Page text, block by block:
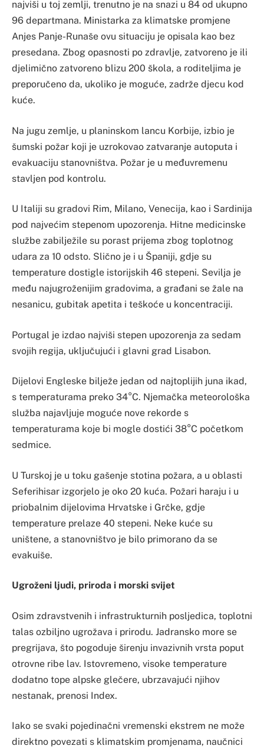
najviši u toj zemlji, trenutno je na snazi u 84 od ukupno
96 departmana. Ministarka za klimatske promjene
Anjes Panje-Runaše ovu situaciju je opisala kao bez
presedana. Zbog opasnosti po zdravlje, zatvoreno je ili
djelimično zatvoreno blizu 200 škola, a roditeljima je
preporučeno da, ukoliko je moguće, zadrže djecu kod
kuće.
Na jugu zemlje, u planinskom lancu Korbije, izbio je
šumski požar koji je uzrokovao zatvaranje autoputa i
evakuaciju stanovništva. Požar je u međuvremenu
stavljen pod kontrolu.
U Italiji su gradovi Rim, Milano, Venecija, kao i Sardinija
pod najvećim stepenom upozorenja. Hitne medicinske
službe zabilježile su porast prijema zbog toplotnog
udara za 10 odsto. Slično je i u Španiji, gdje su
temperature dostigle istorijskih 46 stepeni. Sevilja je
među najugroženijim gradovima, a građani se žale na
nesanicu, gubitak apetita i teškoće u koncentraciji.
Portugal je izdao najviši stepen upozorenja za sedam
svojih regija, uključujući i glavni grad Lisabon.
Dijelovi Engleske bilježe jedan od najtoplijih juna ikad,
s temperaturama preko 34°C. Njemačka meteorološka
služba najavljuje moguće nove rekorde s
temperaturama koje bi mogle dostići 38°C početkom
sedmice.
U Turskoj je u toku gašenje stotina požara, a u oblasti
Seferihisar izgorjelo je oko 20 kuća. Požari haraju i u
priobalnim dijelovima Hrvatske i Grčke, gdje
temperature prelaze 40 stepeni. Neke kuće su
uništene, a stanovništvo je bilo primorano da se
evakuiše.
Ugroženi ljudi, priroda i morski svijet
Osim zdravstvenih i infrastrukturnih posljedica, toplotni
talas ozbiljno ugrožava i prirodu. Jadransko more se
pregrijava, što pogoduje širenju invazivnih vrsta poput
otrovne ribe lav. Istovremeno, visoke temperature
dodatno tope alpske glečere, ubrzavajući njihov
nestanak, prenosi Index.
Iako se svaki pojedinačni vremenski ekstrem ne može
direktno povezati s klimatskim promjenama, naučnici